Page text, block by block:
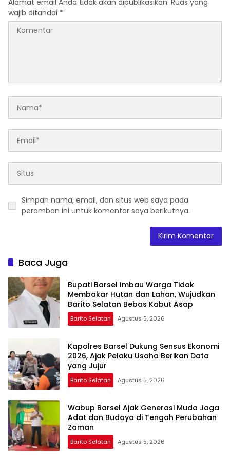
Alamat email Anda tidak akan dipublikasikan. Ruas yang
wajib ditandai *
Simpan nama, email, dan situs web saya pada
peramban ini untuk komentar saya berikutnya.
Baca Juga
Bupati Barsel Imbau Warga Tidak
Membakar Hutan dan Lahan, Wujudkan
Barito Selatan Bebas Kabut Asap
Barito Selatan Agustus 5, 2026
Kapolres Barsel Dukung Sensus Ekonomi
2026, Ajak Pelaku Usaha Berikan Data
yang Jujur
Barito Selatan Agustus 5, 2026
Wabup Barsel Ajak Generasi Muda Jaga
Adat dan Budaya di Tengah Perubahan
Zaman
Barito Selatan Agustus 5, 2026